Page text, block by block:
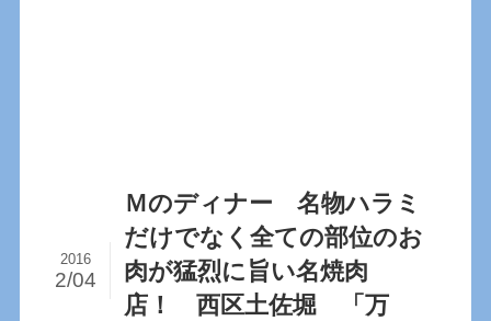
Ｍのディナー 名物ハラミ
だけでなく全ての部位のお
肉が猛烈に旨い名焼肉
店！ 西区土佐堀 「万
2016
2/04